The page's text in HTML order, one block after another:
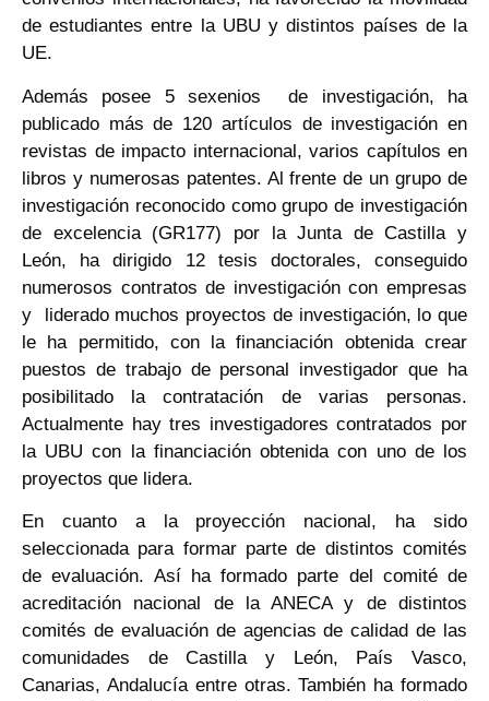
de estudiantes entre la UBU y distintos países de la
UE.
Además posee 5 sexenios de investigación, ha
publicado más de 120 artículos de investigación en
revistas de impacto internacional, varios capítulos en
libros y numerosas patentes. Al frente de un grupo de
investigación reconocido como grupo de investigación
de excelencia (GR177) por la Junta de Castilla y
León, ha dirigido 12 tesis doctorales, conseguido
numerosos contratos de investigación con empresas
y liderado muchos proyectos de investigación, lo que
le ha permitido, con la financiación obtenida crear
puestos de trabajo de personal investigador que ha
posibilitado la contratación de varias personas.
Actualmente hay tres investigadores contratados por
la UBU con la financiación obtenida con uno de los
proyectos que lidera.
En cuanto a la proyección nacional, ha sido
seleccionada para formar parte de distintos comités
de evaluación. Así ha formado parte del comité de
acreditación nacional de la ANECA y de distintos
comités de evaluación de agencias de calidad de las
comunidades de Castilla y León, País Vasco,
Canarias, Andalucía entre otras. También ha formado